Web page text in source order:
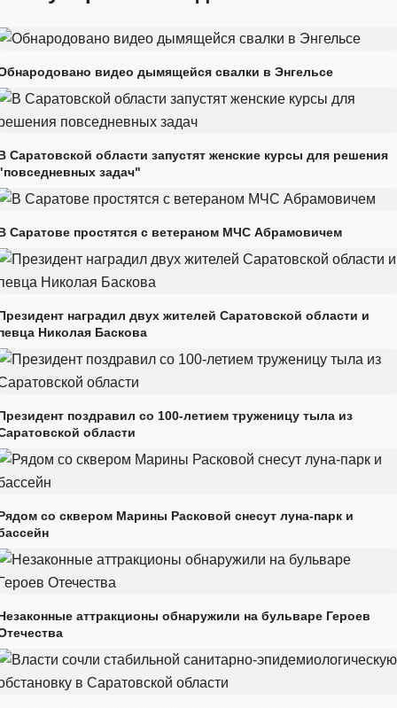
видео дымящейся свалки в Энгельсе
Саратовской области запустят женские курсы для решения
задач"
Саратове простятся с ветераном МЧС Абрамовичем
наградил двух жителей Саратовской области и
Николая Баскова
поздравил со 100-летием труженицу тыла из
области
со сквером Марины Расковой снесут луна-парк и
аттракционы обнаружили на бульваре Героев